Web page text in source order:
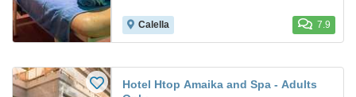
Calella 7.9
Hotel Htop Amaika and Spa - Adults